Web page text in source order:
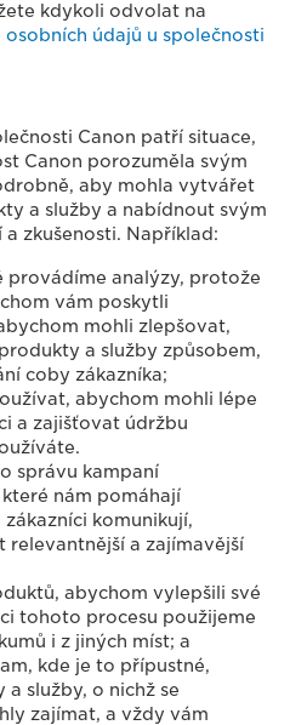
kdykoli odvolat na
údajů u společnosti
Canon patří situace,
Canon porozuměla svým
aby mohla vytvářet
a služby a nabídnout svým
zkušenosti. Například:
provádíme analýzy, protože
vám poskytli
mohli zlepšovat,
a služby způsobem,
coby zákazníka;
abychom mohli lépe
a zajišťovat údržbu
správu kampaní
nám pomáhají
komunikují,
relevantnější a zajímavější
abychom vylepšili své
tohoto procesu použijeme
i z jiných míst; a
kde je to přípustné,
služby, o nichž se
zajímat, a vždy vám